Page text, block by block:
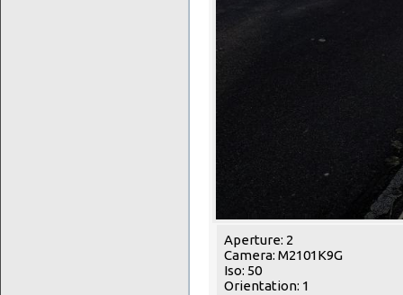
Aperture: 2
Camera: M2101K9G
Iso: 50
Orientation: 1